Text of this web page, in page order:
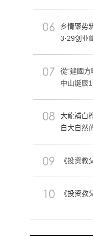
乡情聚势
3·29创业
從“建國方
中山誕辰
大龍補白
自大自然
《投资教
《投资教